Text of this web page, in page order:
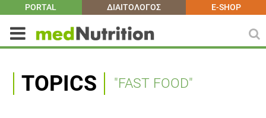
PORTAL ΔΙΑΙΤΟΛΟΓΟΣ E-SHOP
TOPICS "FAST FOOD"